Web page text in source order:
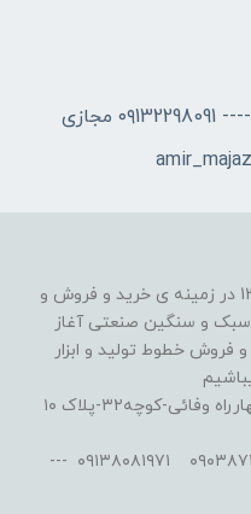
ابزار اورجینال فعالیت خود را از سال 1392 در زمینه ی خرید و فروش و
سبک و سنگین صنعتی آغاز
فروش خطوط تولید و ابزار
نشانی:اصفهان-خیابان کاشانی-بعد ازچهارراه وفائی-کوچه۳۲-پلاک ۱۰
شماره تماس:۰۹۱۳۲۲۹۸۰۹۱ --- ۰۹۰۳۸۷۳۱۱۸۴ ۰۹۱۳۸۰۸۱۹۷۱ ---